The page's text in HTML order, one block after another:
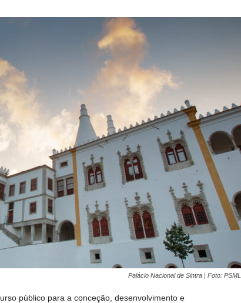
Palácio Nacional de Sintra | Foto: PSML
público para a conceção, desenvolvimento e